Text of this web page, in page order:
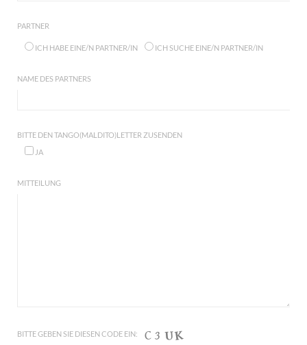
PARTNER
ICH HABE EINE/N PARTNER/IN ICH SUCHE EINE/N PARTNER/IN
NAME DES PARTNERS
BITTE DEN TANGO(MALDITO)LETTER ZUSENDEN
JA
MITTEILUNG
BITTE GEBEN SIE DIESEN CODE EIN: